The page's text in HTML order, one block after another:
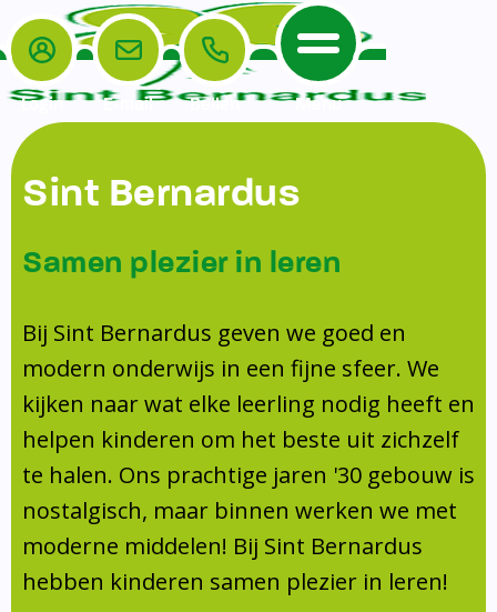
Home
De School
Veiligheidsplan
Onderwijs
Leerlingenraad
Leerlingenzorg
Doorstroomtoets
Jeugdprofessional op school
Centrum Jeugd en Gezin
Schoollogopedie
schoolondersteuningsprofiel
Schooltijden
Absentie
Vakanties
Aanmelden
Het Team
Ouders
Ouders
TussenSchoolse Opvang (TSO)
Ouderraad (OR)
Medezeggenschapsraad (MR)
Formulieren
Klachtenregeling
Contact
Login E-mail Bellen Menu
Sint Bernardus
Samen plezier in leren
Bij Sint Bernardus geven we goed en
modern onderwijs in een fijne sfeer. We
kijken naar wat elke leerling nodig heeft en
helpen kinderen om het beste uit zichzelf
te halen. Ons prachtige jaren '30 gebouw is
nostalgisch, maar binnen werken we met
moderne middelen! Bij Sint Bernardus
hebben kinderen samen plezier in leren!